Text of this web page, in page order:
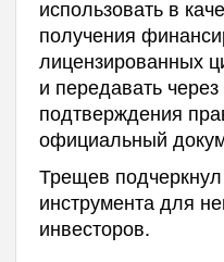
использовать в
получения
лицензированных
и передавать
подтверждения
официальный
Трещев
инструмента для
инвесторов.